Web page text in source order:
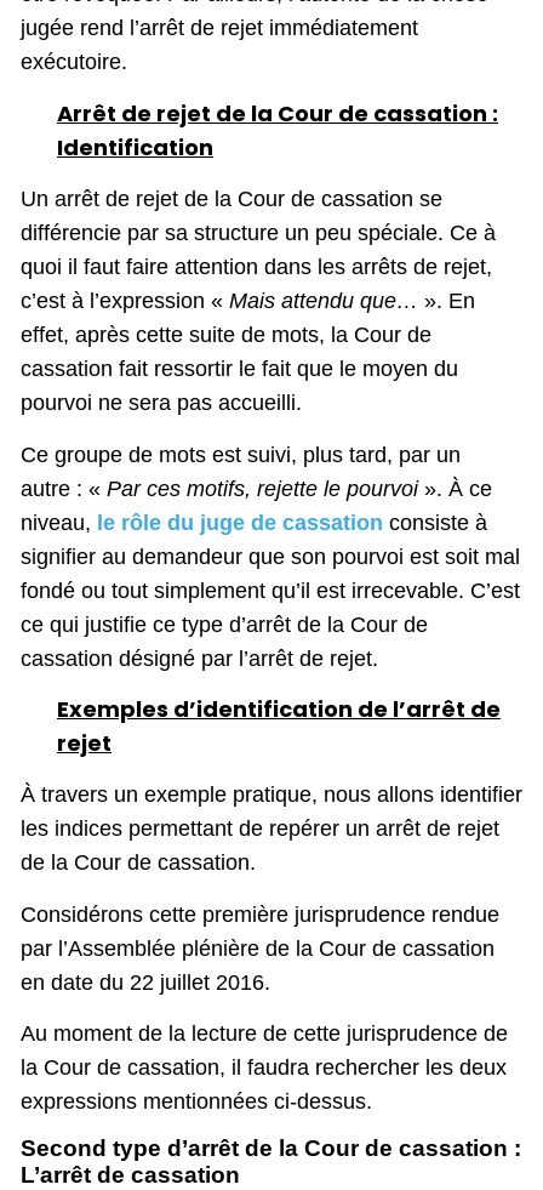
jugée rend l’arrêt de rejet immédiatement
exécutoire.
Arrêt de rejet de la Cour de cassation :
Identification
Un arrêt de rejet de la Cour de cassation se
différencie par sa structure un peu spéciale. Ce à
quoi il faut faire attention dans les arrêts de rejet,
c’est à l’expression « Mais attendu que… ». En
effet, après cette suite de mots, la Cour de
cassation fait ressortir le fait que le moyen du
pourvoi ne sera pas accueilli.
Ce groupe de mots est suivi, plus tard, par un
autre : « Par ces motifs, rejette le pourvoi». À ce
niveau, le rôle du juge de cassation consiste à
signifier au demandeur que son pourvoi est soit mal
fondé ou tout simplement qu’il est irrecevable. C’est
ce qui justifie ce type d’arrêt de la Cour de
cassation désigné par l’arrêt de rejet.
Exemples d’identification de l’arrêt de
rejet
À travers un exemple pratique, nous allons identifier
les indices permettant de repérer un arrêt de rejet
de la Cour de cassation.
Considérons cette première jurisprudence rendue
par l’Assemblée plénière de la Cour de cassation
en date du 22 juillet 2016.
Au moment de la lecture de cette jurisprudence de
la Cour de cassation, il faudra rechercher les deux
expressions mentionnées ci-dessus.
Second type d’arrêt de la Cour de cassation :
L’arrêt de cassation